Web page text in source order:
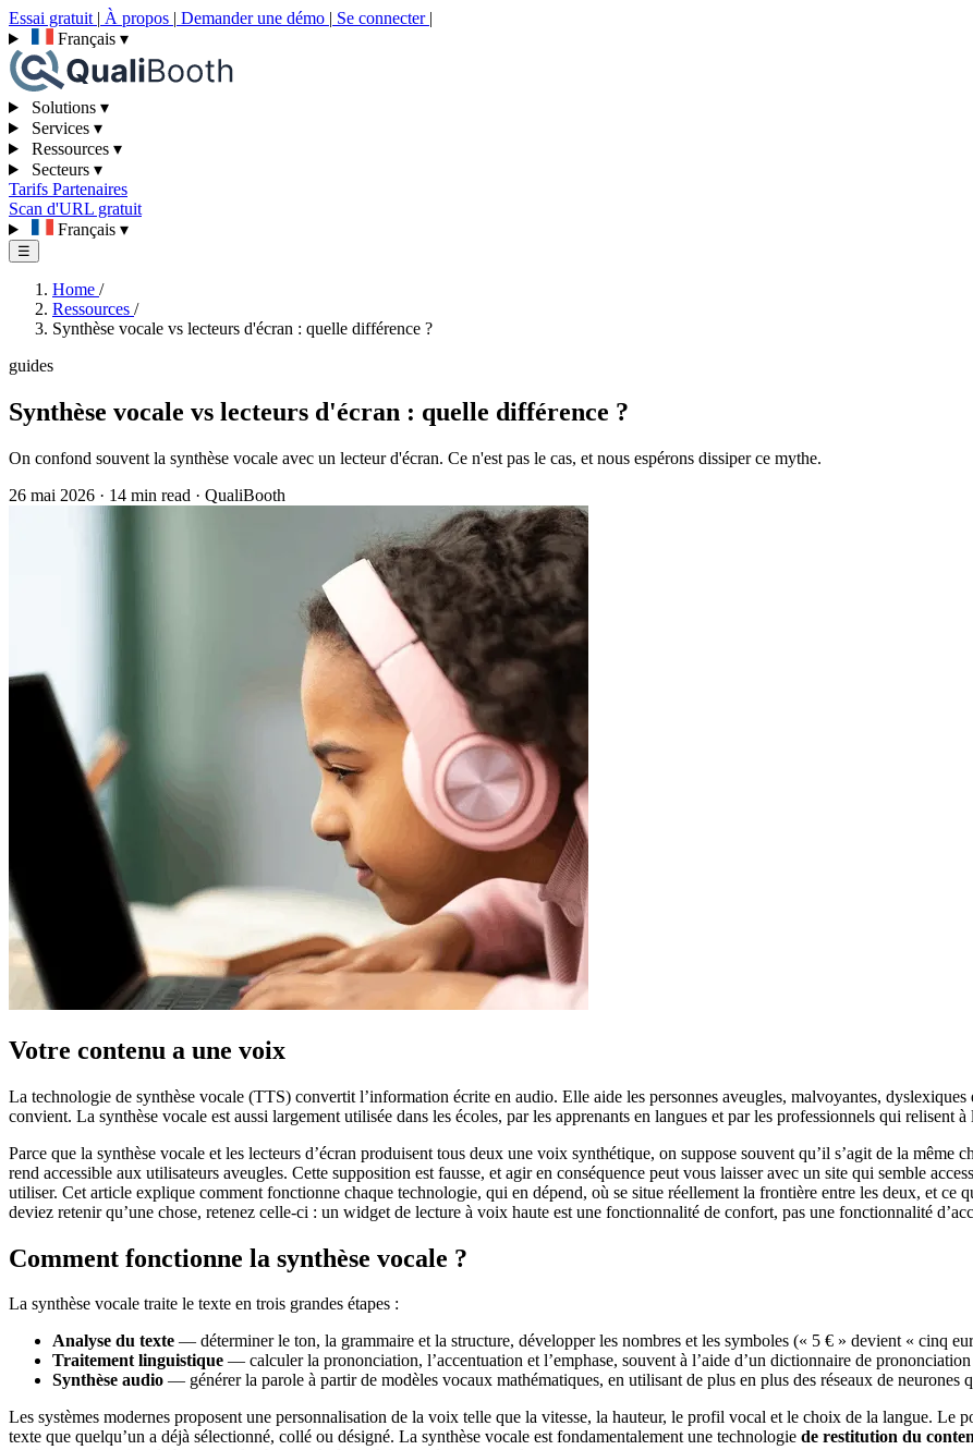
Essai gratuit | À propos | Demander une démo | Se connecter |
Français ▾
Solutions ▾
Services ▾
Ressources ▾
Secteurs ▾
Tarifs Partenaires
Scan d'URL gratuit
Français ▾
☰
Home /
Ressources /
Synthèse vocale vs lecteurs d'écran : quelle différence ?
guides
Synthèse vocale vs lecteurs d'écran : quelle différence ?
On confond souvent la synthèse vocale avec un lecteur d'écran. Ce n'est pas le cas, et nous espérons dissiper ce mythe.
26 mai 2026 · 14 min read · QualiBooth
Votre contenu a une voix
La technologie de synthèse vocale (TTS) convertit l’information écrite en audio. Elle aide les personnes aveugles, malvoyantes,
convient. La synthèse vocale est aussi largement utilisée dans les écoles, par les apprenants en langues et par les professionnels qui relisent
Parce que la synthèse vocale et les lecteurs d’écran produisent tous deux une voix synthétique, on suppose souvent qu’il s’agit de la
rend accessible aux utilisateurs aveugles. Cette supposition est fausse, et agir en conséquence peut vous laisser avec un site qui semble
utiliser. Cet article explique comment fonctionne chaque technologie, qui en dépend, où se situe réellement la frontière entre les deux, et ce
deviez retenir qu’une chose, retenez celle-ci : un widget de lecture à voix haute est une fonctionnalité de confort, pas une fonctionnalité
Comment fonctionne la synthèse vocale ?
La synthèse vocale traite le texte en trois grandes étapes :
Analyse du texte — déterminer le ton, la grammaire et la structure, développer les nombres et les symboles (« 5 € » devient « cinq
Traitement linguistique — calculer la prononciation, l’accentuation et l’emphase, souvent à l’aide d’un dictionnaire de
Synthèse audio — générer la parole à partir de modèles vocaux mathématiques, en utilisant de plus en plus des réseaux de neurones
Les systèmes modernes proposent une personnalisation de la voix telle que la vitesse, la hauteur, le profil vocal et le choix de la langue. Le
texte que quelqu’un a déjà sélectionné, collé ou désigné. La synthèse vocale est fondamentalement une technologie de restitution du